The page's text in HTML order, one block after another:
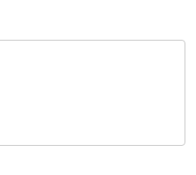
Sống chung với biến đổi